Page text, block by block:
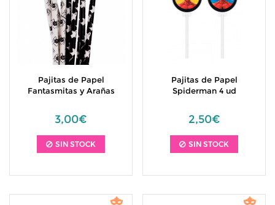
Pajitas de Papel
Fantasmitas y Arañas
3,00€
SIN STOCK
Pajitas de Papel
Spiderman 4 ud
2,50€
SIN STOCK